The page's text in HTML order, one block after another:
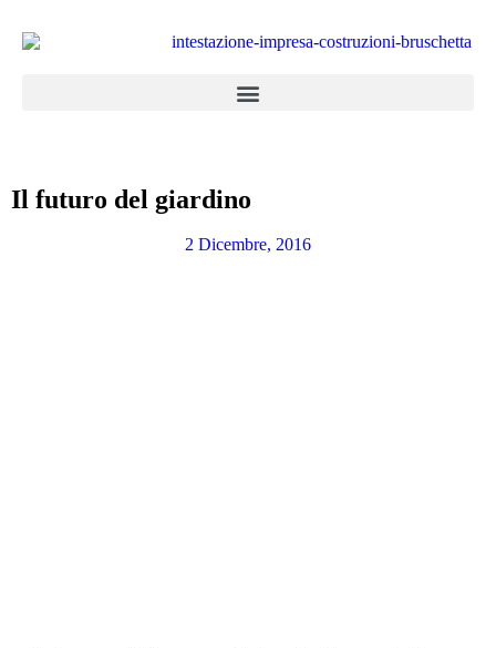
Il futuro del giardino
2 Dicembre, 2016